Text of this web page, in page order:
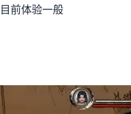
前体验一般